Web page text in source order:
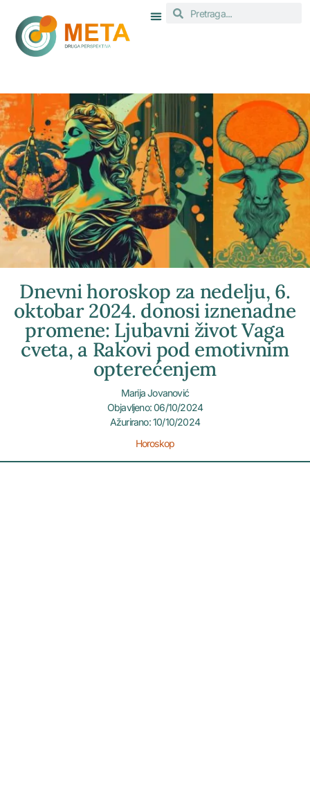
Dnevni horoskop za nedelju, 6.
oktobar 2024. donosi iznenadne
promene: Ljubavni život Vaga
cveta, a Rakovi pod emotivnim
opterećenjem
Marija Jovanović
Objavljeno: 06/10/2024
Ažurirano: 10/10/2024
Horoskop